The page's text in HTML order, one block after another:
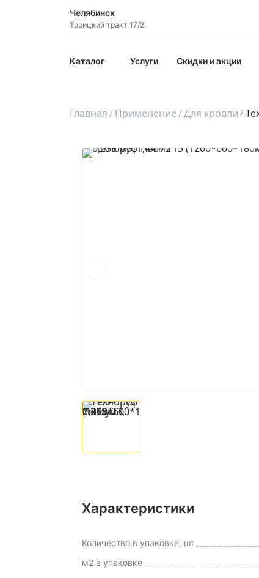
Челябинск
Троицкий тракт 17/2
Каталог Услуги Скидки и акции
Главная Применение Для кровли
Характеристики
Количество в упаковке, шт
м2 в упаковке